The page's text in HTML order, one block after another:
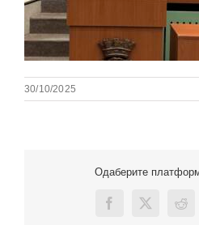
30/10/2025
Одаберите
Facebook
X